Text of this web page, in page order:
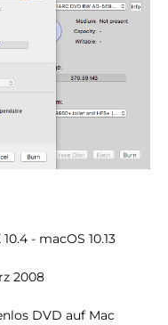
- macOS 10.13
2008
DVD auf Mac